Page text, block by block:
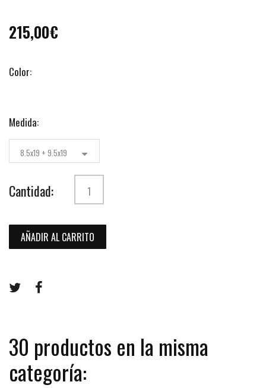
215,00€
Color:
Medida:
8.5x19 + 9.5x19
Cantidad:
AÑADIR AL CARRITO
30 productos en la misma
categoría: